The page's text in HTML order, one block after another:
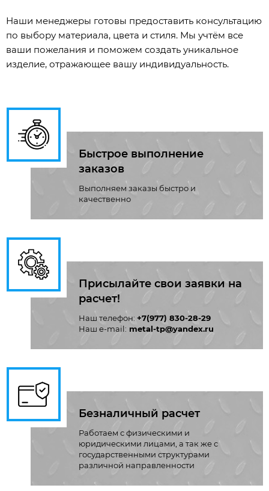
Наши менеджеры готовы предоставить консультацию
по выбору материала, цвета и стиля. Мы учтём все
ваши пожелания и поможем создать уникальное
изделие, отражающее вашу индивидуальность.
Быстрое выполнение
заказов
Выполняем заказы быстро и
качественно
Присылайте свои заявки на
расчет!
Наш телефон: +7(977) 830-28-29
Наш e-mail: metal-tp@yandex.ru
Безналичный расчет
Работаем с физическими и
юридическими лицами, а так же с
государственными структурами
различной направленности